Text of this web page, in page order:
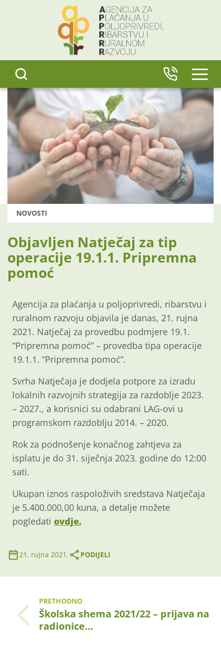
NOVOSTI
Objavljen Natječaj za tip
operacije 19.1.1. Pripremna
pomoć
Agencija za plaćanja u poljoprivredi, ribarstvu i
ruralnom razvoju objavila je danas, 21. rujna
2021. Natječaj za provedbu podmjere 19.1.
“Pripremna pomoć” – provedba tipa operacije
19.1.1. “Pripremna pomoć”.
Svrha Natječaja je dodjela potpore za izradu
lokalnih razvojnih strategija za razdoblje 2023.
– 2027., a korisnici su odabrani LAG-ovi u
programskom razdoblju 2014. – 2020.
Rok za podnošenje konačnog zahtjeva za
isplatu je do 31. siječnja 2023. godine do 12:00
sati.
Ukupan iznos raspoloživih sredstava Natječaja
je 5.400.000,00 kuna, a detalje možete
pogledati ovdje.
21. rujna 2021. PODIJELI
PRETHODNO
Školska shema 2021/22 – prijava na
radionice…